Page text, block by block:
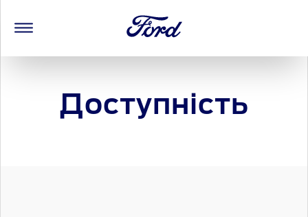
Доступність